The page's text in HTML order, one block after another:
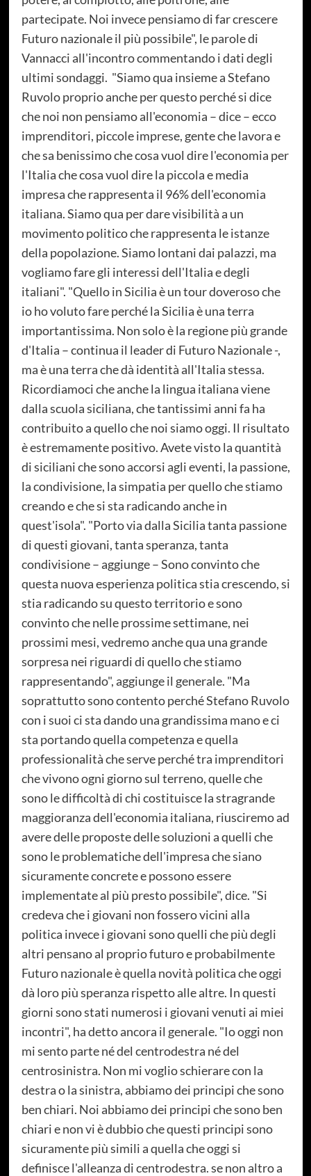
partecipate. Noi invece pensiamo di far crescere
Futuro nazionale il più possibile", le parole di
Vannacci all'incontro commentando i dati degli
ultimi sondaggi. "Siamo qua insieme a Stefano
Ruvolo proprio anche per questo perché si dice
che noi non pensiamo all'economia – dice – ecco
imprenditori, piccole imprese, gente che lavora e
che sa benissimo che cosa vuol dire l'economia per
l'Italia che cosa vuol dire la piccola e media
impresa che rappresenta il 96% dell'economia
italiana. Siamo qua per dare visibilità a un
movimento politico che rappresenta le istanze
della popolazione. Siamo lontani dai palazzi, ma
vogliamo fare gli interessi dell'Italia e degli
italiani". "Quello in Sicilia è un tour doveroso che
io ho voluto fare perché la Sicilia è una terra
importantissima. Non solo è la regione più grande
d'Italia – continua il leader di Futuro Nazionale -,
ma è una terra che dà identità all'Italia stessa.
Ricordiamoci che anche la lingua italiana viene
dalla scuola siciliana, che tantissimi anni fa ha
contribuito a quello che noi siamo oggi. Il risultato
è estremamente positivo. Avete visto la quantità
di siciliani che sono accorsi agli eventi, la passione,
la condivisione, la simpatia per quello che stiamo
creando e che si sta radicando anche in
quest'isola". "Porto via dalla Sicilia tanta passione
di questi giovani, tanta speranza, tanta
condivisione – aggiunge – Sono convinto che
questa nuova esperienza politica stia crescendo, si
stia radicando su questo territorio e sono
convinto che nelle prossime settimane, nei
prossimi mesi, vedremo anche qua una grande
sorpresa nei riguardi di quello che stiamo
rappresentando", aggiunge il generale. "Ma
soprattutto sono contento perché Stefano Ruvolo
con i suoi ci sta dando una grandissima mano e ci
sta portando quella competenza e quella
professionalità che serve perché tra imprenditori
che vivono ogni giorno sul terreno, quelle che
sono le difficoltà di chi costituisce la stragrande
maggioranza dell'economia italiana, riusciremo ad
avere delle proposte delle soluzioni a quelli che
sono le problematiche dell'impresa che siano
sicuramente concrete e possono essere
implementate al più presto possibile", dice. "Si
credeva che i giovani non fossero vicini alla
politica invece i giovani sono quelli che più degli
altri pensano al proprio futuro e probabilmente
Futuro nazionale è quella novità politica che oggi
dà loro più speranza rispetto alle altre. In questi
giorni sono stati numerosi i giovani venuti ai miei
incontri", ha detto ancora il generale. "Io oggi non
mi sento parte né del centrodestra né del
centrosinistra. Non mi voglio schierare con la
destra o la sinistra, abbiamo dei principi che sono
ben chiari. Noi abbiamo dei principi che sono ben
chiari e non vi è dubbio che questi principi sono
sicuramente più simili a quella che oggi si
definisce l'alleanza di centrodestra. se non altro a